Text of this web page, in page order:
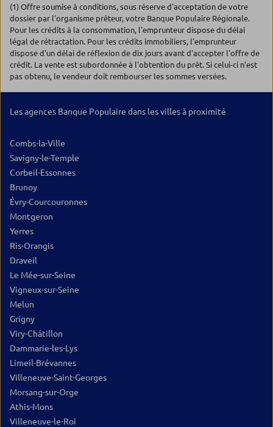
(1) Offre soumise à conditions, sous réserve d'acceptation de votre
dossier par l'organisme prêteur, votre Banque Populaire Régionale.
Pour les crédits à la consommation, l'emprunteur dispose du délai
légal de rétractation. Pour les crédits immobiliers, l'emprunteur
dispose d'un délai de réflexion de dix jours avant d'accepter l'offre de
crédit. La vente est subordonnée à l'obtention du prêt. Si celui-ci n'est
pas obtenu, le vendeur doit rembourser les sommes versées.
Les agences Banque Populaire dans les villes à proximité
Combs-la-Ville
Savigny-le-Temple
Corbeil-Essonnes
Brunoy
Évry-Courcouronnes
Montgeron
Yerres
Ris-Orangis
Draveil
Le Mée-sur-Seine
Vigneux-sur-Seine
Melun
Grigny
Viry-Châtillon
Dammarie-les-Lys
Limeil-Brévannes
Villeneuve-Saint-Georges
Morsang-sur-Orge
Athis-Mons
Villeneuve-le-Roi